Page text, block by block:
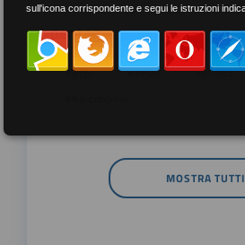
per tag
##DS ##FGU ##Gilda
MOSTRA TUTTI
sull'icona corrispondente e segui le istruzioni